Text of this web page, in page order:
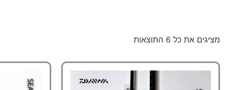
מציגים את כל ⁦6⁩ התוצאות